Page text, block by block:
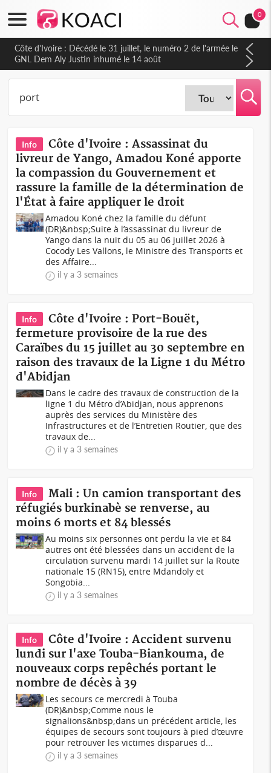
0
Côte d'Ivoire : Décédé le 31 juillet, le numéro 2 de l'armée le
GNL Dem Aly Justin inhumé le 14 août
Info
Côte d'Ivoire : Assassinat du
livreur de Yango, Amadou Koné apporte
la compassion du Gouvernement et
rassure la famille de la détermination de
l'État à faire appliquer le droit
Amadou Koné chez la famille du défunt
(DR)&nbsp;Suite à l’assassinat du livreur de
Yango dans la nuit du 05 au 06 juillet 2026 à
Cocody Les Vallons, le Ministre des Transports et
des Affaire...
il y a 3 semaines
Info
Côte d'Ivoire : Port-Bouët,
fermeture provisoire de la rue des
Caraïbes du 15 juillet au 30 septembre en
raison des travaux de la Ligne 1 du Métro
d'Abidjan
Dans le cadre des travaux de construction de la
ligne 1 du Métro d’Abidjan, nous apprenons
auprès des services du Ministère des
Infrastructures et de l’Entretien Routier, que des
travaux de...
il y a 3 semaines
Info
Mali : Un camion transportant des
réfugiés burkinabè se renverse, au
moins 6 morts et 84 blessés
Au moins six personnes ont perdu la vie et 84
autres ont été blessées dans un accident de la
circulation survenu mardi 14 juillet sur la Route
nationale 15 (RN15), entre Mdandoly et
Songobia...
il y a 3 semaines
Info
Côte d'Ivoire : Accident survenu
lundi sur l'axe Touba-Biankouma, de
nouveaux corps repêchés portant le
nombre de décès à 39
Les secours ce mercredi à Touba
(DR)&nbsp;Comme nous le
signalions&nbsp;dans un précédent article, les
équipes de secours sont toujours à pied d’œuvre
pour retrouver les victimes disparues d...
il y a 3 semaines